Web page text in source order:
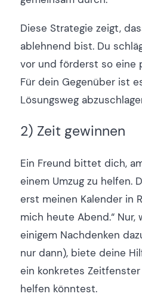
Diese Strategie zeigt,
ablehnend bist. Du
vor und förderst so eine
Für dein Gegenüber ist
Lösungsweg
2) Zeit gewinnen
Ein Freund bittet dich,
einem Umzug zu helfen.
erst meinen Kalender in
mich heute Abend.“
einigem Nachdenken
nur dann), biete deine
ein konkretes
helfen könntest.